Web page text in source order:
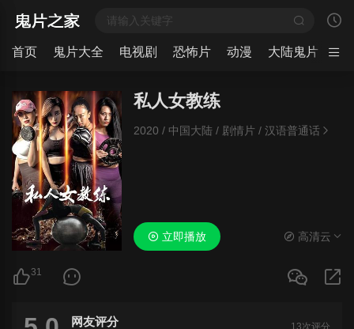
首页 鬼片大全 电视剧 恐怖片 动漫 大陆鬼片 日
私人女教练
2020 / 中国大陆 / 剧情片 / 汉语普通话
31
立即播放 高清云
网友评分 13次评分